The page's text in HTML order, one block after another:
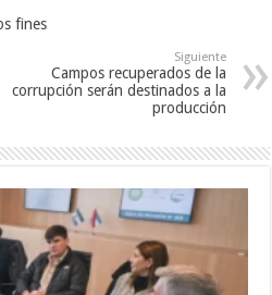
fines
Siguiente
Campos recuperados de la
corrupción serán destinados a la
producción